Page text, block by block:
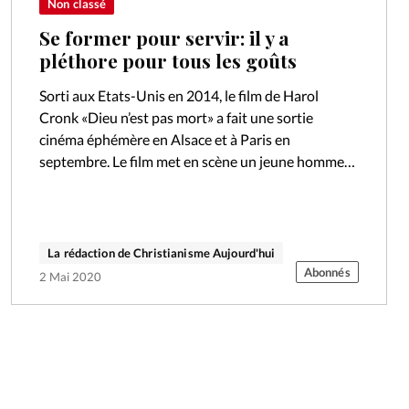
Non classé
Se former pour servir: il y a
pléthore pour tous les goûts
Sorti aux Etats-Unis en 2014, le film de Harol
Cronk «Dieu n’est pas mort» a fait une sortie
cinéma éphémère en Alsace et à Paris en
septembre. Le film met en scène un jeune homme…
La rédaction de Christianisme Aujourd'hui
2 Mai 2020
Abonnés